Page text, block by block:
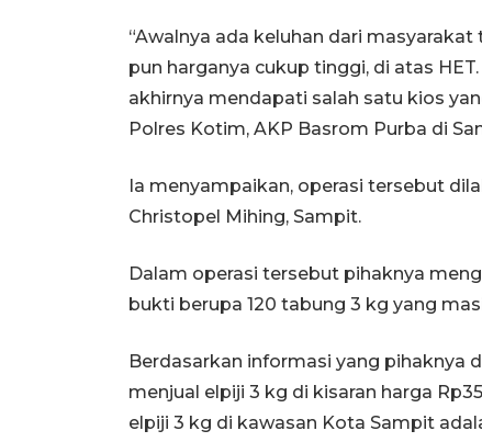
“Awalnya ada keluhan dari
pun harganya cukup tinggi, di atas
akhirnya mendapati salah satu kios
Polres Kotim, AKP Basrom Purba di
Ia menyampaikan, operasi tersebut
Christopel Mihing, Sampit.
Dalam operasi tersebut pihaknya
bukti berupa 120 tabung 3 kg yang
Berdasarkan informasi yang pihaknya
menjual elpiji 3 kg di kisaran harga
elpiji 3 kg di kawasan Kota Sampit